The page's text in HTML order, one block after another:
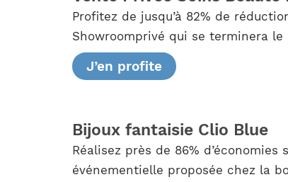
Profitez de jusqu’à 82% de
Showroomprivé qui se terminera le
J’en profite
Bijoux fantaisie Clio Blue
Réalisez près de 86%
événementielle proposée chez la